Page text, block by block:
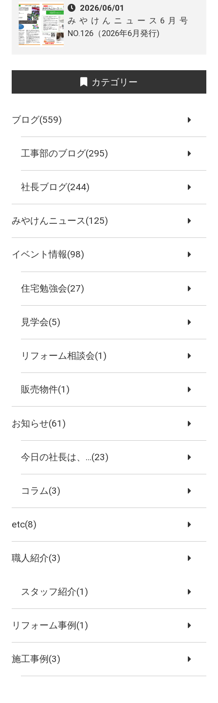
2026/06/01
みやけんニュース6月号
NO.126（2026年6月発行)
カテゴリー
ブログ(559)
工事部のブログ(295)
社長ブログ(244)
みやけんニュース(125)
イベント情報(98)
住宅勉強会(27)
見学会(5)
リフォーム相談会(1)
販売物件(1)
お知らせ(61)
今日の社長は、…(23)
コラム(3)
etc(8)
職人紹介(3)
スタッフ紹介(1)
リフォーム事例(1)
施工事例(3)